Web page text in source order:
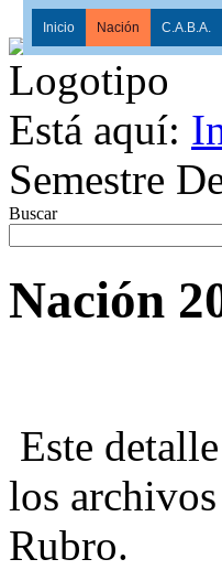
Inicio Nación C.A.B.A.
Está aquí:
Semestre
Buscar
Nación
Este
los
Rubro.